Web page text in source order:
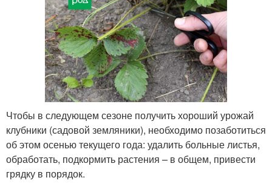
Чтобы в следующем сезоне получить хороший урожай
клубники (садовой земляники), необходимо позаботиться
об этом осенью текущего года: удалить больные листья,
обработать, подкормить растения – в общем, привести
грядку в порядок.